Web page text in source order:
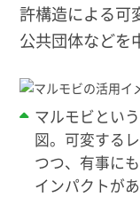
許構造による可
公共団体などを
マルモビとい
図。可変する
つつ、有事に
インパクトが